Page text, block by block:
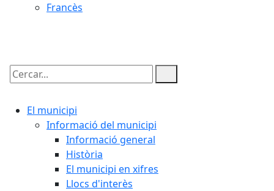
Francès
Cercar:
El municipi
Informació del municipi
Informació general
Història
El municipi en xifres
Llocs d'interès